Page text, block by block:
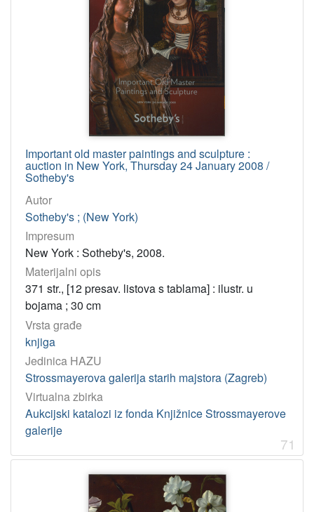
Important old master paintings and sculpture :
auction in New York, Thursday 24 January 2008 /
Sotheby's
Autor
Sotheby's ; (New York)
Impresum
New York : Sotheby's, 2008.
Materijalni opis
371 str., [12 presav. listova s tablama] : ilustr. u
bojama ; 30 cm
Vrsta građe
knjiga
Jedinica HAZU
Strossmayerova galerija starih majstora (Zagreb)
Virtualna zbirka
Aukcijski katalozi iz fonda Knjižnice Strossmayerove
galerije
71